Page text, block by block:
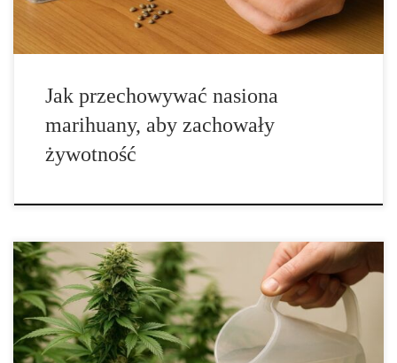
Jak przechowywać nasiona
marihuany, aby zachowały
żywotność
Profesjonalne płukanie roślin przed zbiorem: pełne kompendium
technik, zasad i naukowych podstaw Płukanie roślin przed
zbiorem, znane jako flushing, jest jednym z kluczowych etapów
odpowiedzialnych za końcową jakość, smak i aromat suszu. Choć